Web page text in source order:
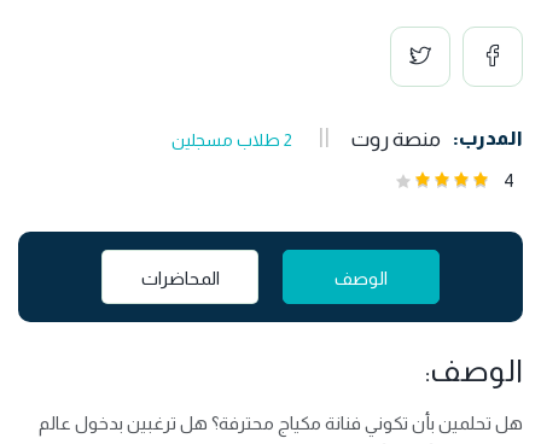
المدرب: منصة روت 2 طلاب مسجلين
4
الوصف المحاضرات
الوصف:
هل تحلمين بأن تكوني فنانة مكياج محترفة؟ هل ترغبين بدخول عالم